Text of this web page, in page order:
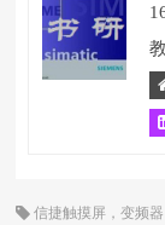
信捷触摸屏 ，变频器